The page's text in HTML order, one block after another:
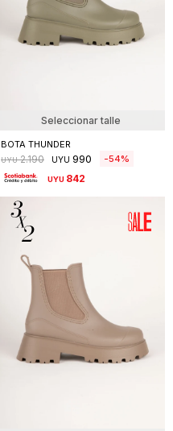
Seleccionar talle
BOTA THUNDER
UYU 2.190 UYU 990 54
UYU 842